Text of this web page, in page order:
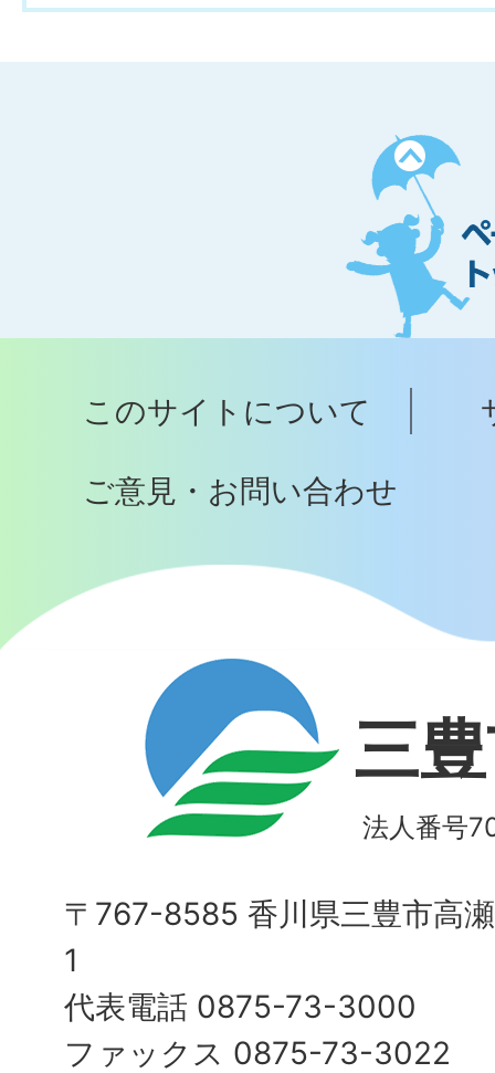
ペ
ー
ジ
ト
ッ
へ
このサイトについて
ご意見・お問い合わせ
三
法人番号
〒767-8585 香川県三豊市高
1
代表電話 0875-73-3000
ファックス 0875-73-3022